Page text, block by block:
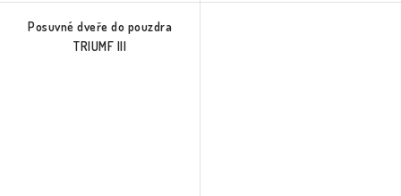
Posuvné dveře do pouzdra
TRIUMF III